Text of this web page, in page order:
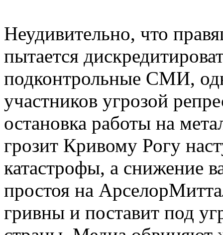
Неудивительно, что
пытается
подконтрольные СМИ,
участников угрозой
остановка работы на
грозит Кривому Рогу
катастрофы, а снижение
простоя на
гривны и поставит под